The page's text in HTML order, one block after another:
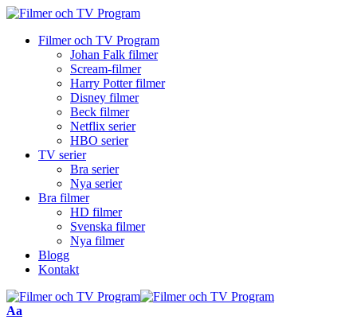
Filmer och TV Program
Johan Falk filmer
Scream-filmer
Harry Potter filmer
Disney filmer
Beck filmer
Netflix serier
HBO serier
TV serier
Bra serier
Nya serier
Bra filmer
HD filmer
Svenska filmer
Nya filmer
Blogg
Kontakt
Font
Aa